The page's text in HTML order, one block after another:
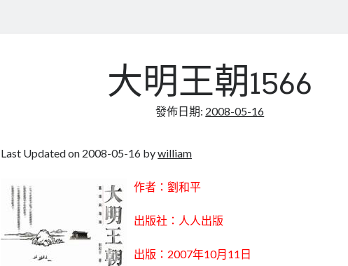
大明王朝1566
發佈日期: 2008-05-16
Last Updated on 2008-05-16 bywilliam
作者：劉和平
出版社：人人出版
出版：2007年10月11日